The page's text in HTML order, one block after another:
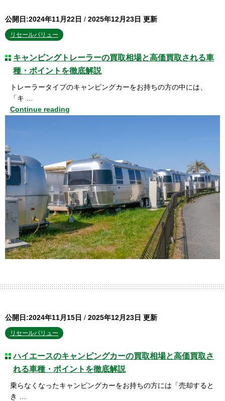
公開日:2024年11月22日 / 2025年12月23日 更新
リセールバリュー
キャンピングトレーラーの買取相場と高価買取される車
種・ポイントを徹底解説
トレーラータイプのキャンピングカーをお持ちの方の中には、
「キ …
Continue reading
公開日:2024年11月15日 / 2025年12月23日 更新
リセールバリュー
ハイエースのキャンピングカーの買取相場と高価買取さ
れる車種・ポイントを徹底解説
乗らなくなったキャンピングカーをお持ちの方には「売却すると
き …